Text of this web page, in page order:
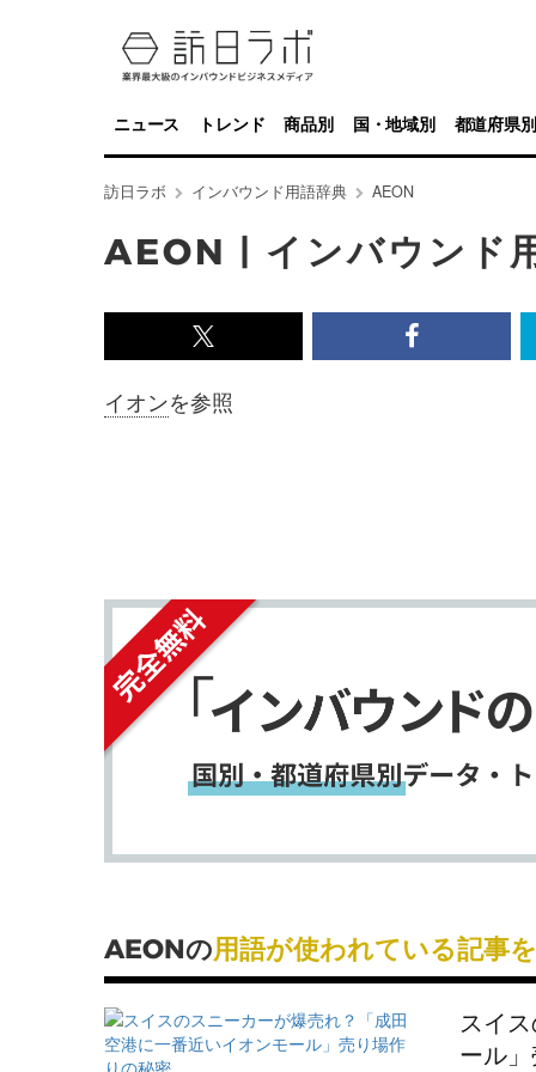
ニュース トレンド 商品別 国・地域別 都道府県別
訪日ラボ インバウンド用語辞典 AEON
AEON | インバウンド
x<br>
で
ア
す
る
ア
る
イオンを参照
AEONの用語が使われている記事
スイ
ール